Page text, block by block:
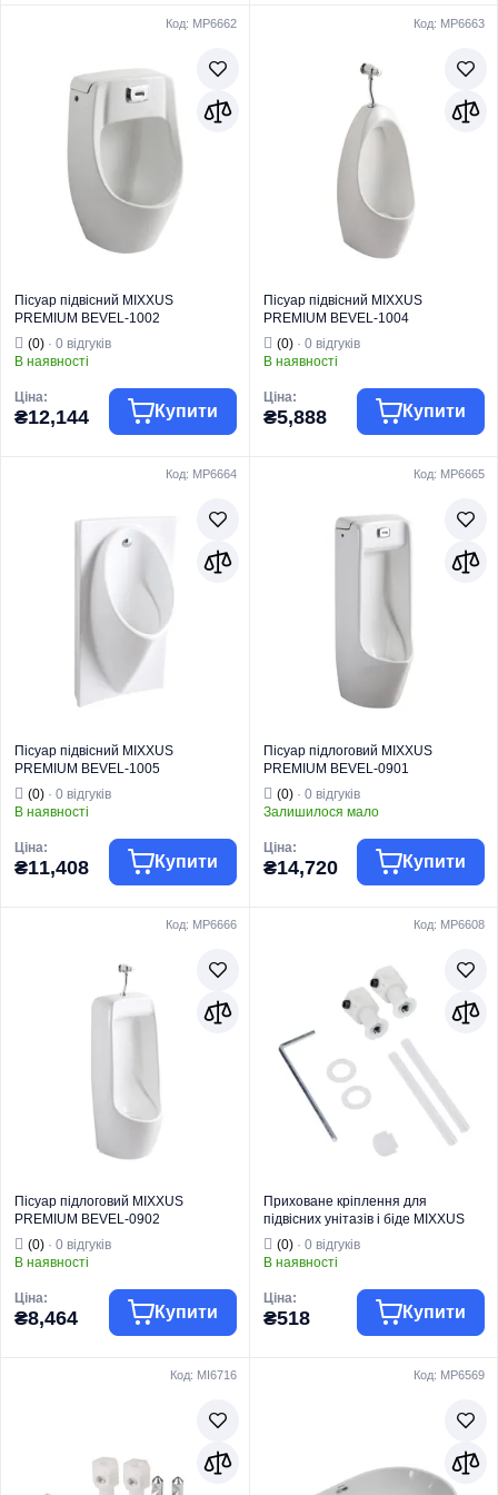
Торгова марка
PREMIUM
Комплектуючі та
запчастини для
кераміки
Вид виробу
Накладка-біде
для сидіння
Тип монтажу
На чашу унітазу
PREMIUM
Пісуар підвісний
з ІЧ-датчиком
Тип монтажу
Код: MP6662
Пісуар підвісний MIXXUS
PREMIUM BEVEL-1002
330x245x545mm з ІЧ-датчиком
автоматичного змиву (MP6662)
(0) · 0 відгуків
В наявності
Ціна:
₴12,144 Купити
Торгова марка
Вид виробу
Пісуар підвісний
з ІЧ-датчиком
Підвісний
Код: MP6663
Пісуар підвісний MIXXUS
PREMIUM BEVEL-1004
340x305x685mm з краном для
пісуара (MP6663)
(0)· 0 відгуків
В наявності
Ціна:
₴5,888 Купити
Торгова марка
PREMIUM
Пісуар підвісний
з краном для
Код: MP6664
Пісуар підвісний MIXXUS
PREMIUM BEVEL-1005
380x420x750mm з краном для
пісуара (MP6664)
(0) · 0 відгуків
В наявності
Ціна:
₴11,408 Купити
PREMIUM
Пісуар підвісний
з краном для
Код: MP6665
Пісуар підлоговий MIXXUS
PREMIUM BEVEL-0901
380x405x1000mm з ІЧ-датчиком
автоматичного змиву (MP6665)
(0)· 0 відгуків
Залишилося мало
Ціна:
₴14,720 Купити
PREMIUM
Вид виробу
Пісуар
підлоговий з ІЧ-
датчиком
Серія
Тип монтажу
Підлоговий
Код: MP6666
Пісуар підлоговий MIXXUS
PREMIUM BEVEL-0902
440x320x970mm з краном для
пісуара (MP6666)
(0) · 0 відгуків
В наявності
Ціна:
₴8,464 Купити
Пісуар
підлоговий з
краном для
Код: MP6608
Приховане кріплення для
підвісних унітазів і біде MIXXUS
PREMIUM SCREW-1902 (MP6608)
(0)· 0 відгуків
В наявності
Ціна:
₴518 Купити
запчастини для
кераміки
Кріплення для
Код: MI6716 Код: MP6569